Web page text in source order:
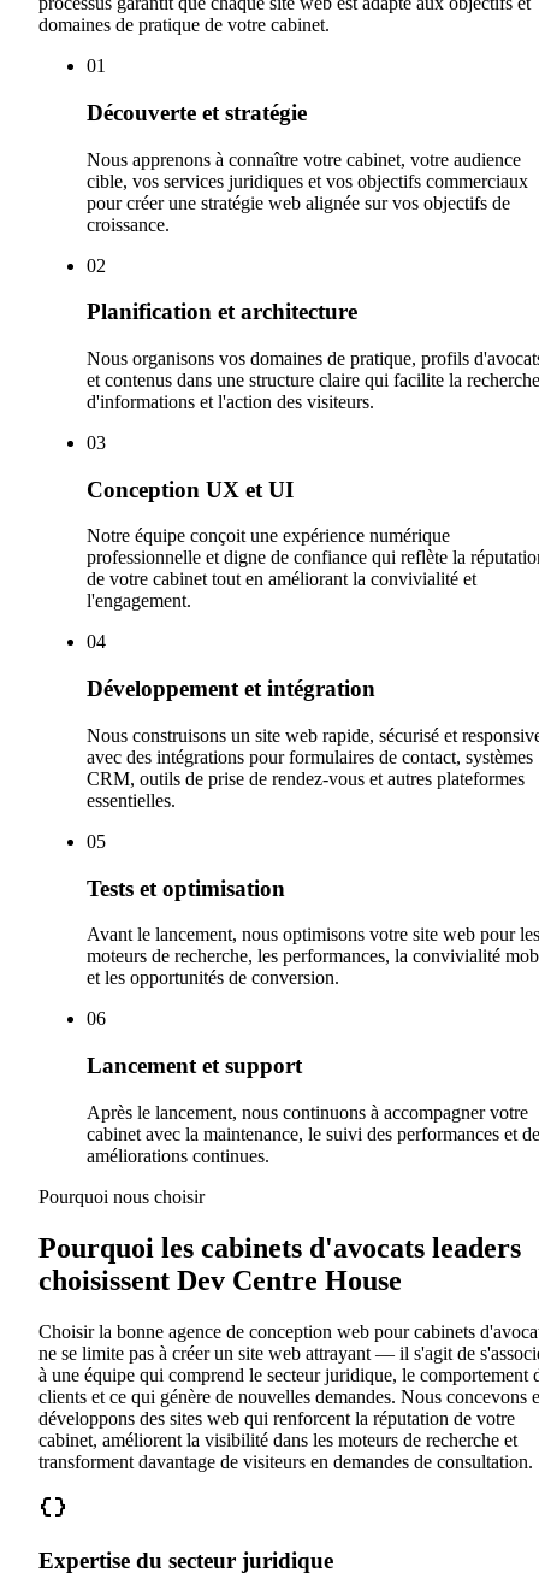
domaines de pratique de votre cabinet.
01
Découverte et stratégie
Nous apprenons à connaître votre cabinet, votre audience
cible, vos services juridiques et vos objectifs commerciaux
pour créer une stratégie web alignée sur vos objectifs de
croissance.
02
Planification et architecture
Nous organisons vos domaines de pratique, profils
et contenus dans une structure claire qui facilite la recherche
d'informations et l'action des visiteurs.
03
Conception UX et UI
Notre équipe conçoit une expérience numérique
professionnelle et digne de confiance qui reflète la
de votre cabinet tout en améliorant la convivialité et
l'engagement.
04
Développement et intégration
Nous construisons un site web rapide, sécurisé et
avec des intégrations pour formulaires de contact, systèmes
CRM, outils de prise de rendez-vous et autres plateformes
essentielles.
05
Tests et optimisation
Avant le lancement, nous optimisons votre site web pour les
moteurs de recherche, les performances, la convivialité
et les opportunités de conversion.
06
Lancement et support
Après le lancement, nous continuons à accompagner votre
cabinet avec la maintenance, le suivi des performances et
améliorations continues.
Pourquoi nous choisir
Pourquoi les cabinets d'avocats leaders
choisissent Dev Centre House
Choisir la bonne agence de conception web pour cabinets
ne se limite pas à créer un site web attrayant — il s'agit de
à une équipe qui comprend le secteur juridique, le comportement
clients et ce qui génère de nouvelles demandes. Nous concevons
développons des sites web qui renforcent la réputation de votre
cabinet, améliorent la visibilité dans les moteurs de recherche et
transforment davantage de visiteurs en demandes de consultation.
Expertise du secteur juridique